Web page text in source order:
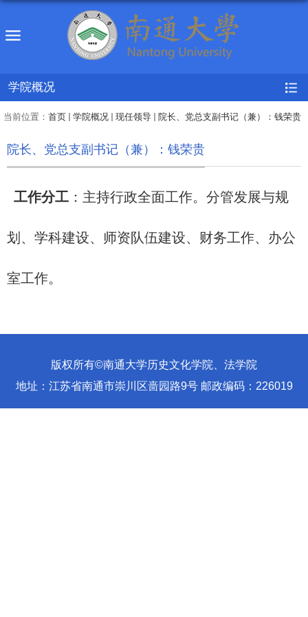
学院概况
当前位置： 首页 学院概况 现任领导 院长、党总支副书记（兼）：钱荣贵
院长、党总支副书记（兼）：钱荣贵
工作分工 ： 主持行政全面工作。分管发展与规
划、学科建设、师资队伍建设、财务工作、办公
室工作。
版权所有©南通大学历史文化学院、法学院
地址：江苏省南通市崇川区啬园路9号 邮政编码：226019